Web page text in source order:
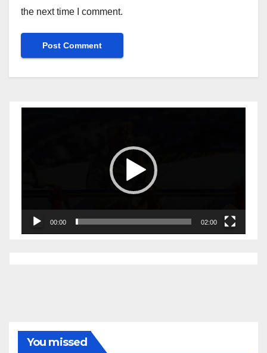
the next time I comment.
00:00 02:00
You missed